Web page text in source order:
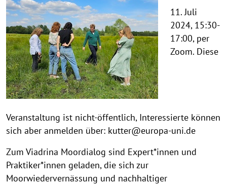
11. Juli
2024, 15:30-
17:00, per
Zoom. Diese
Veranstaltung ist nicht-öffentlich, Interessierte können
sich aber anmelden über: kutter@europa-uni.de
Zum Viadrina Moordialog sind Expert*innen und
Praktiker*innen geladen, die sich zur
Moorwiedervernässung und nachhaltiger